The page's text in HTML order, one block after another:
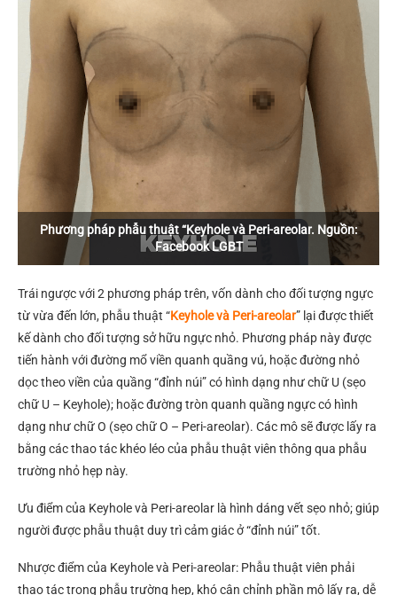
Phương pháp phẫu thuật “Keyhole và Peri-areolar. Nguồn:
Facebook LGBT
Trái ngược với 2 phương pháp trên, vốn dành cho đối tượng ngực
từ vừa đến lớn, phẫu thuật “Keyhole và Peri-areolar” lại được thiết
kế dành cho đối tượng sở hữu ngực nhỏ. Phương pháp này được
tiến hành với đường mổ viền quanh quầng vú, hoặc đường nhỏ
dọc theo viền của quầng “đỉnh núi” có hình dạng như chữ U (sẹo
chữ U – Keyhole); hoặc đường tròn quanh quầng ngực có hình
dạng như chữ O (sẹo chữ O – Peri-areolar). Các mô sẽ được lấy ra
bằng các thao tác khéo léo của phẫu thuật viên thông qua phẫu
trường nhỏ hẹp này.
Ưu điểm của Keyhole và Peri-areolar là hình dáng vết sẹo nhỏ; giúp
người được phẫu thuật duy trì cảm giác ở “đỉnh núi” tốt.
Nhược điểm của Keyhole và Peri-areolar: Phẫu thuật viên phải
thao tác trong phẫu trường hẹp, khó cân chỉnh phần mô lấy ra, dễ